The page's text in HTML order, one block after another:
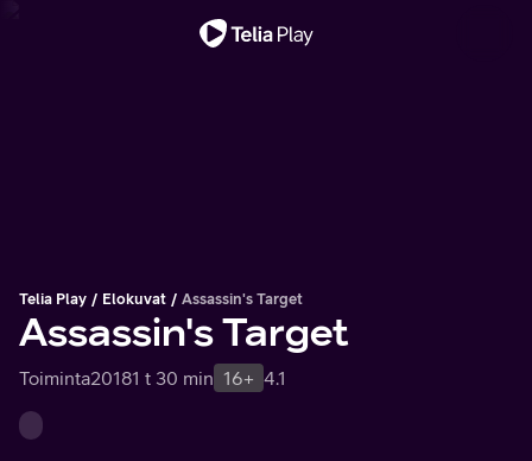
Telia Play Elokuvat Assassin's Target
Assassin's Target
Toiminta20181 t 30 min 16+ 4.1